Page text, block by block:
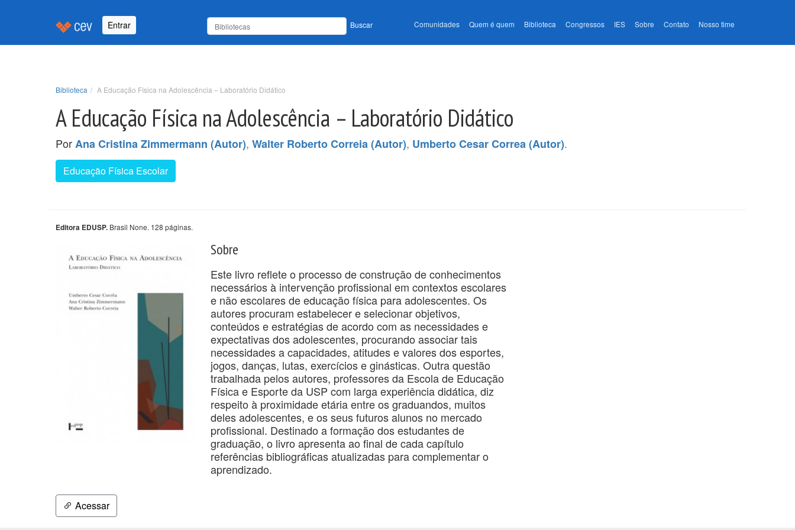
Entrar Buscar Comunidades Quem é quem Biblioteca Congressos IES Sobre Contato Nosso time
Biblioteca A Educação Física na Adolescência – Laboratório Didático
A Educação Física na Adolescência – Laboratório Didático
PorAna Cristina Zimmermann (Autor), Walter Roberto Correia (Autor), Umberto Cesar Correa (Autor).
Educação Física Escolar
Editora EDUSP. Brasil None. 128 páginas.
Sobre
Este livro reflete o processo de construção de conhecimentos
necessários à intervenção profissional em contextos escolares
e não escolares de educação física para adolescentes. Os
autores procuram estabelecer e selecionar objetivos,
conteúdos e estratégias de acordo com as necessidades e
expectativas dos adolescentes, procurando associar tais
necessidades a capacidades, atitudes e valores dos esportes,
jogos, danças, lutas, exercícios e ginásticas. Outra questão
trabalhada pelos autores, professores da Escola de Educação
Física e Esporte da USP com larga experiência didática, diz
respeito à proximidade etária entre os graduandos, muitos
deles adolescentes, e os seus futuros alunos no mercado
profissional. Destinado a formação dos estudantes de
graduação, o livro apresenta ao final de cada capítulo
referências bibliográficas atualizadas para complementar o
aprendizado.
Acessar